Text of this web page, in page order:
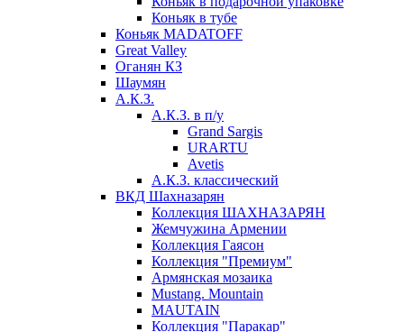
Коньяк в тубе
Коньяк MADATOFF
Great Valley
Оганян КЗ
Шаумян
А.К.З.
А.К.З. в п/у
Grand Sargis
URARTU
Avetis
А.К.З. классический
ВКД Шахназарян
Коллекция ШАХНАЗАРЯН
Жемчужина Армении
Коллекция Гаясон
Коллекция "Премиум"
Армянская мозаика
Mustang. Mountain
MAUTAIN
Коллекция "Паракар"